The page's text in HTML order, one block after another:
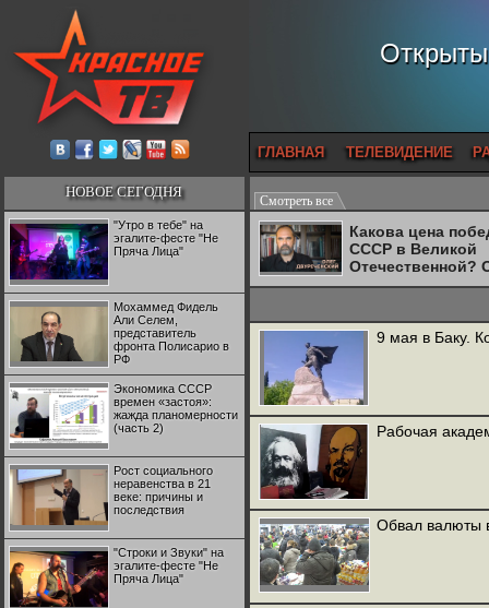
ГЛАВНАЯ ТЕЛЕВИДЕНИЕ
НОВОЕ СЕГОДНЯ
"Утро в тебе" на
эгалите-фесте "Не
Пряча Лица"
Мохаммед Фидель
Али Селем,
представитель
фронта Полисарио в
РФ
Экономика СССР
времен «застоя»:
жажда планомерности
(часть 2)
Рост социального
неравенства в 21
веке: причины и
последствия
"Строки и Звуки" на
эгалите-фесте "Не
Пряча Лица"
Смотреть все
Какова цена
СССР в Великой
Отечественной?
Двуреченский о
9 мая в Баку.
Рабочая
Обвал валюты